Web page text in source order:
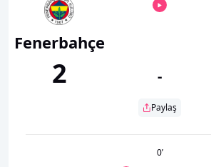
Fenerbahçe
2 -
Paylaş
0’